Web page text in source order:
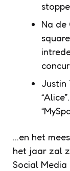
Na de
Justin
…en het
het jaar zal
Social